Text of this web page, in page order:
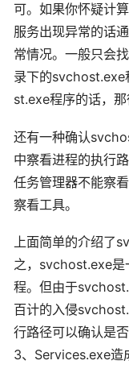
可。如果你怀疑计
服务出现异常的话
常情况。一般只会
录下的svchost.exe
st.exe程序的话，那
还有一种确认
中察看进程的执行
任务管理器不能察
察看工具。
上面简单的介绍了
之，svchost.exe是
程。但由于
百计的入侵
行路径可以确认是否
3、Services.exe造